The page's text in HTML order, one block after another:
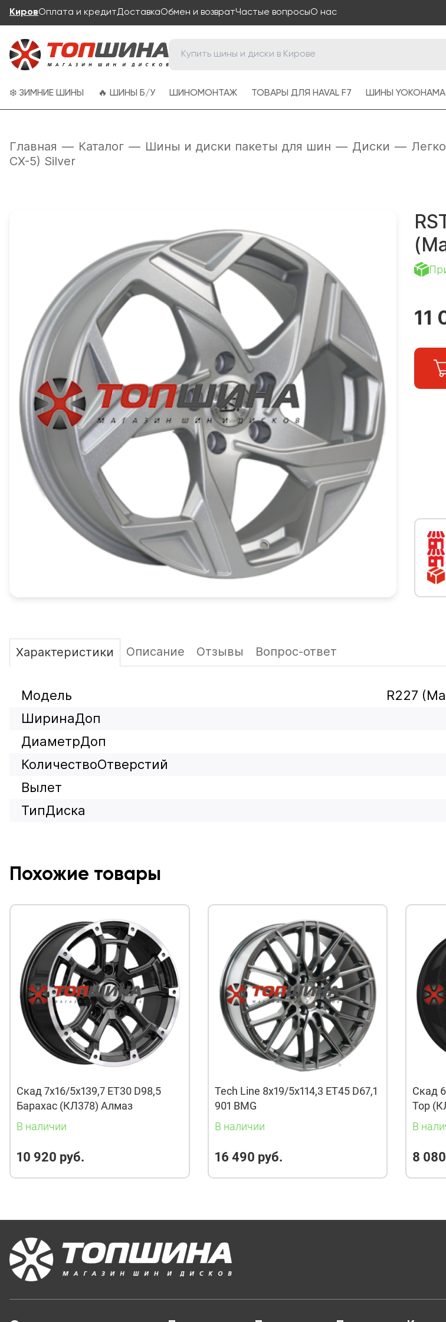
КировОплата и кредитДоставкаОбмен и возвратЧастые вопросыО нас
❄️ ЗИМНИЕ ШИНЫ 🔥 ШИНЫ Б/У ШИНОМОНТАЖ ТОВАРЫ ДЛЯ HAVAL F7 ШИНЫ YOKOHAMA
Главная — Каталог — Шины и диски пакеты для шин — Диски —
CX-5) Silver
11
Характеристики Описание Отзывы Вопрос-ответ
Модель
R227
ШиринаДоп
ДиаметрДоп
КоличествоОтверстий
Вылет
ТипДиска
Похожие товары
Скад 7x16/5x139,7 ET30 D98,5
Барахас (КЛ378) Алмаз
В наличии
10 920 руб.
Tech Line 8x19/5x114,3 ET45 D67,1
901 BMG
В наличии
16 490 руб.
Скад
Тор
В
8